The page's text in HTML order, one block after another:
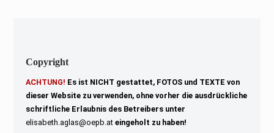
Copyright
ACHTUNG! Es ist NICHT gestattet, FOTOS und TEXTE von
dieser Website zu verwenden, ohne vorher die ausdrückliche
schriftliche Erlaubnis des Betreibers unter
elisabeth.aglas@oepb.at eingeholt zu haben!